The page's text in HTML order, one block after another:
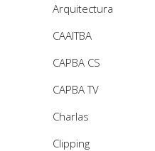
Arquitectura
CAAITBA
CAPBA CS
CAPBA TV
Charlas
Clipping